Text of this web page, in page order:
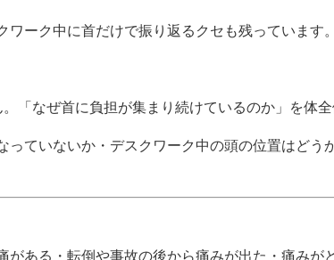
ーク中に首だけで振り返るクセも残っています。
「なぜ首に負担が集まり続けているのか」を体全
ていないか・デスクワーク中の頭の位置はどう
ある・転倒や事故の後から痛みが出た・痛みが